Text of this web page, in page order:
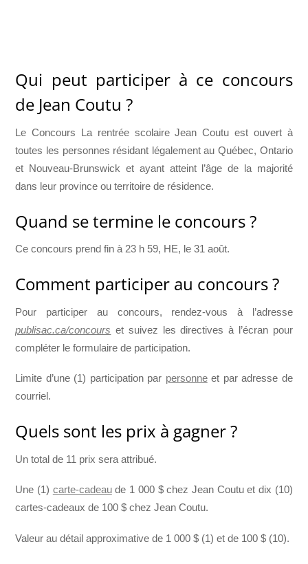
Qui peut participer à ce concours
de Jean Coutu ?
Le Concours La rentrée scolaire Jean Coutu est ouvert à
toutes les personnes résidant légalement au Québec, Ontario
et Nouveau-Brunswick et ayant atteint l’âge de la majorité
dans leur province ou territoire de résidence.
Quand se termine le concours ?
Ce concours prend fin à 23 h 59, HE, le 31 août.
Comment participer au concours ?
Pour participer au concours, rendez-vous à l’adresse
publisac.ca/concours et suivez les directives à l’écran pour
compléter le formulaire de participation.
Limite d’une (1) participation par personneet par adresse de
courriel.
Quels sont les prix à gagner ?
Un total de 11 prix sera attribué.
Une (1) carte-cadeaude 1 000 $ chez Jean Coutu et dix (10)
cartes-cadeaux de 100 $ chez Jean Coutu.
Valeur au détail approximative de 1 000 $ (1) et de 100 $ (10).